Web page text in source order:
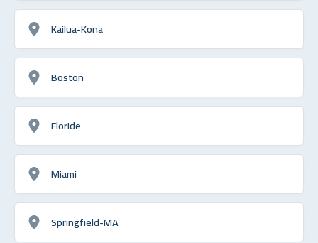
Kailua-Kona
Boston
Floride
Miami
Springfield-MA